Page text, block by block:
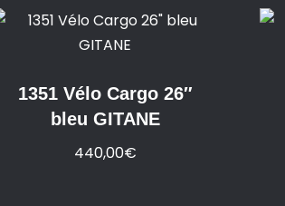
1351 Vélo Cargo 26″
bleu GITANE
440,00€